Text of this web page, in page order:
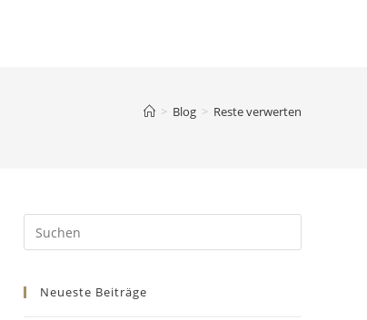
> Blog > Reste verwerten
Neueste Beiträge